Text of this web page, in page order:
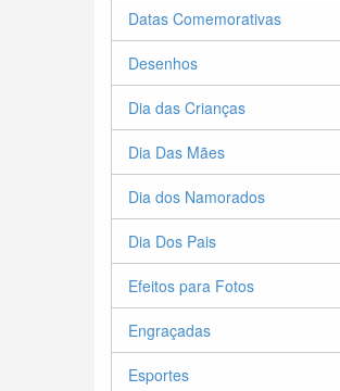
Datas Comemorativas
Desenhos
Dia das Crianças
Dia Das Mães
Dia dos Namorados
Dia Dos Pais
Efeitos para Fotos
Engraçadas
Esportes